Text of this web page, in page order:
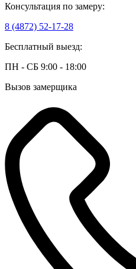
Консультация по замеру:
8 (4872) 52-17-28
Бесплатный выезд:
ПН - СБ 9:00 - 18:00
Вызов замерщика